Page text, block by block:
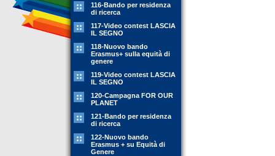
116-Bando per residenza
di ricerca
117-Video contest LASCIA
IL SEGNO
118-Nuovo bando
Erasmus+ sulla equità di
genere
119-Video contest LASCIA
IL SEGNO
120-Campagna FOR OUR
PLANET
121-Bando per residenza
di ricerca
122-Nuovo bando
Erasmus + su Equità di
Genere